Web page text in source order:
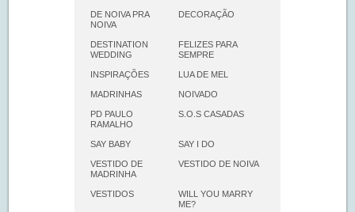
DE NOIVA PRA
NOIVA
DECORAÇÃO
DESTINATION
WEDDING
FELIZES PARA
SEMPRE
INSPIRAÇÕES LUA DE MEL
MADRINHAS NOIVADO
PD PAULO
RAMALHO
S.O.S CASADAS
SAY BABY SAY I DO
VESTIDO DE
MADRINHA
VESTIDO DE NOIVA
VESTIDOS
WILL YOU MARRY
ME?